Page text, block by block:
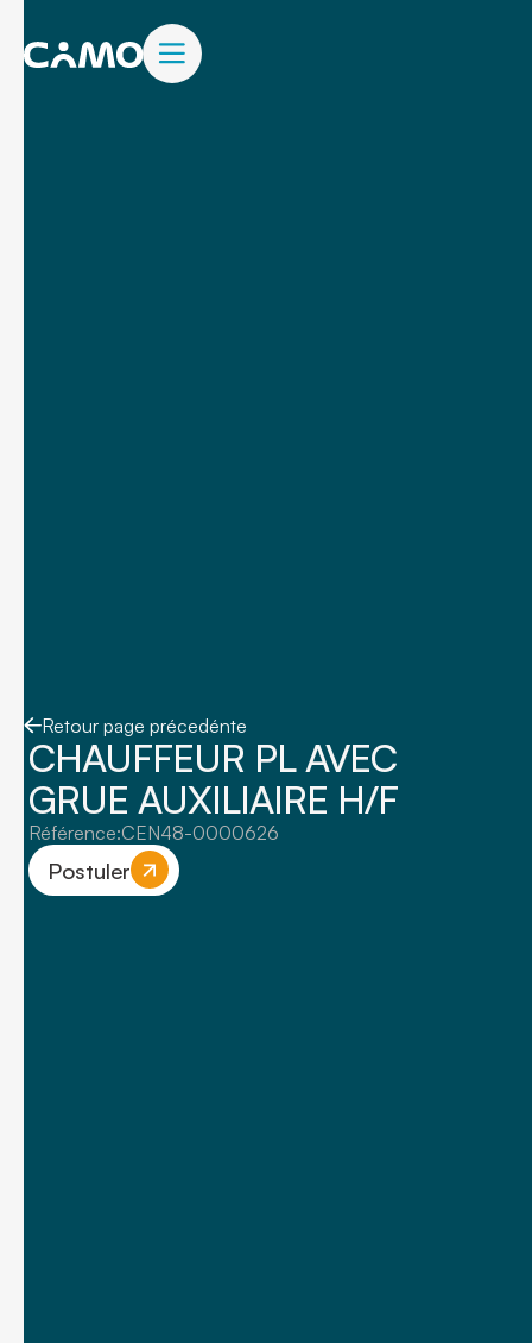
Retour page précedénte
CHAUFFEUR PL AVEC
GRUE AUXILIAIRE H/F
Référence:CEN48-0000626
Postuler